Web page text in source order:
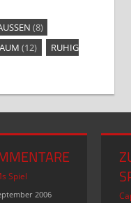
(8)
(12)
RUHIG
Spiel
2006